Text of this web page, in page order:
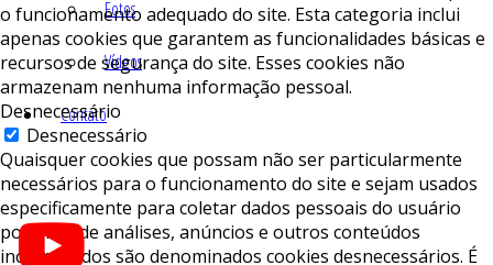
Fotos
Vídeos
Contato
o funcionamento adequado do site. Esta categoria inclui
apenas cookies que garantem as funcionalidades básicas e
recursos de segurança do site. Esses cookies não
armazenam nenhuma informação pessoal.
Desnecessário
Desnecessário
Quaisquer cookies que possam não ser particularmente
necessários para o funcionamento do site e sejam usados ​​
especificamente para coletar dados pessoais do usuário
por meio de análises, anúncios e outros conteúdos
incorporados são denominados cookies desnecessários. É